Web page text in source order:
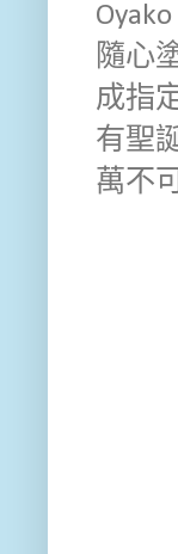
隨心
成指
有聖
萬不